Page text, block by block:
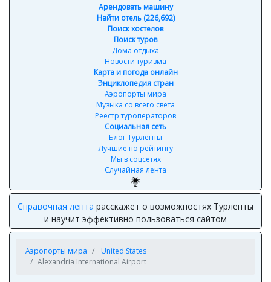
Арендовать машину
Найти отель (226,692)
Поиск хостелов
Поиск туров
Дома отдыха
Новости туризма
Карта и погода онлайн
Энциклопедия стран
Аэропорты мира
Музыка со всего света
Реестр туроператоров
Социальная сеть
Блог Турленты
Лучшие по рейтингу
Мы в соцсетях
Случайная лента
Справочная лента расскажет о возможностях Турленты
и научит эффективно пользоваться сайтом
Аэропорты мира
United States
Alexandria International Airport